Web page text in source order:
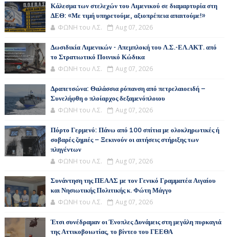
Κάλεσμα των στελεχών του Λιμενικού σε διαμαρτυρία στη
ΔΕΘ: «Με τιμή υπηρετούμε, αξιοπρέπεια απαιτούμε!»
ΦΩΝΗ του Λ.Σ. Aug 07, 2026
Δωσιδικία Λιμενικών - Απεμπλοκή του Λ.Σ.-ΕΛ.ΑΚΤ. από
το Στρατιωτικό Ποινικό Κώδικα
ΦΩΝΗ του Λ.Σ. Aug 07, 2026
Δραπετσώνα: Θαλάσσια ρύπανση από πετρελαιοειδή –
Συνελήφθη ο πλοίαρχος δεξαμενόπλοιου
ΦΩΝΗ του Λ.Σ. Aug 07, 2026
Πόρτο Γερμενό: Πάνω από 100 σπίτια με ολοκληρωτικές ή
σοβαρές ζημιές – Ξεκινούν οι αιτήσεις στήριξης των
πληγέντων
ΦΩΝΗ του Λ.Σ. Aug 07, 2026
Συνάντηση της ΠΕΑΛΣ με τον Γενικό Γραμματέα Αιγαίου
και Νησιωτικής Πολιτικής κ. Φώτη Μάγγο
ΦΩΝΗ του Λ.Σ. Aug 07, 2026
Έτσι συνέδραμαν οι Ένοπλες Δυνάμεις στη μεγάλη πυρκαγιά
της Αττικοβοιωτίας, το βίντεο του ΓΕΕΘΑ